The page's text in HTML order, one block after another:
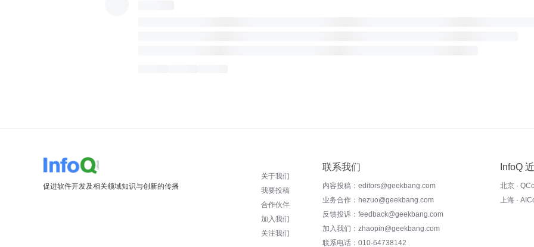
促进软件开发及相关领域知识与创新的传播
关于我们
我要投稿
合作伙伴
加入我们
关注我们
联系我们
内容投稿：editors@geekbang.com
业务合作：hezuo@geekbang.com
反馈投诉：feedback@geekbang.com
加入我们：zhaopin@geekbang.com
联系电话：010-64738142
InfoQ
北京 ·
上海 ·